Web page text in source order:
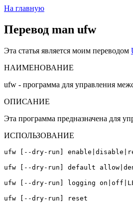
На главную
Перевод man ufw
Эта статья является моим переводом
НАИМЕНОВАНИЕ
ufw - программа для управления
ОПИСАНИЕ
Эта программа предназначена для
ИСПОЛЬЗОВАНИЕ
ufw [--dry-run]
ufw [--dry-run] default
ufw [--dry-run] logging
ufw [--dry-run] reset